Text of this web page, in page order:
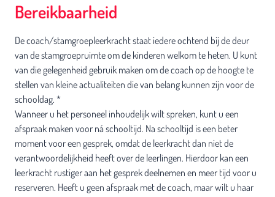
Bereikbaarheid
De coach/stamgroepleerkracht staat iedere ochtend bij de deur
van de stamgroepruimte om de kinderen welkom te heten. U kunt
van die gelegenheid gebruik maken om de coach op de hoogte te
stellen van kleine actualiteiten die van belang kunnen zijn voor de
schooldag. *
Wanneer u het personeel inhoudelijk wilt spreken, kunt u een
afspraak maken voor ná schooltijd. Na schooltijd is een beter
moment voor een gesprek, omdat de leerkracht dan niet de
verantwoordelijkheid heeft over de leerlingen. Hierdoor kan een
leerkracht rustiger aan het gesprek deelnemen en meer tijd voor u
reserveren. Heeft u geen afspraak met de coach, maar wilt u haar